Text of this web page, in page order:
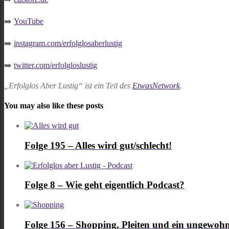
➡️ YouTube
➡️ instagram.com/erfolglosaberlustig
➡️ twitter.com/erfolgloslustig
„Erfolglos Aber Lustig“ ist ein Teil des EtwasNetwork.
You may also like these posts
Folge 195 – Alles wird gut/schlecht!
Folge 8 – Wie geht eigentlich Podcast?
Folge 156 – Shopping, Pleiten und ein